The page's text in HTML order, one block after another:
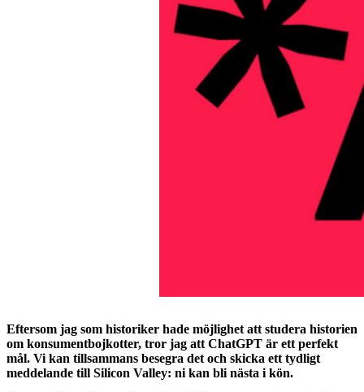
Eftersom jag som historiker hade möjlighet att studera historien
om konsumentbojkotter, tror jag att ChatGPT är ett perfekt
mål. Vi kan tillsammans besegra det och skicka ett tydligt
meddelande till Silicon Valley: ni kan bli nästa i kön.